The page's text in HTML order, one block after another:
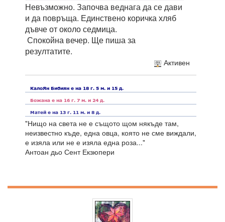
Невъзможно. Започва веднага да се дави
и да повръща. Единствено коричка хляб
дъвче от около седмица.
Спокойна вечер. Ще пиша за
резултатите.
Активен
"Нищо на света не е същото щом някъде там,
неизвестно къде, една овца, която не сме виждали,
е изяла или не е изяла една роза..."
Антоан дьо Сент Екзюпери